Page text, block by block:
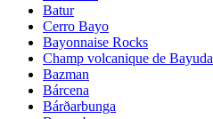
Batur
Cerro Bayo
Bayonnaise Rocks
Champ volcanique de Bayuda
Bazman
Bárcena
Bárðarbunga